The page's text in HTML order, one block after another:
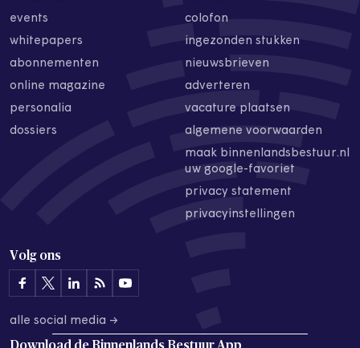
events
whitepapers
abonnementen
online magazine
personalia
dossiers
colofon
ingezonden stukken
nieuwsbrieven
adverteren
vacature plaatsen
algemene voorwaarden
maak binnenlandsbestuur.nl
uw google-favoriet
privacy statement
privacyinstellingen
Volg ons
alle social media →
Download de Binnenlands Bestuur App